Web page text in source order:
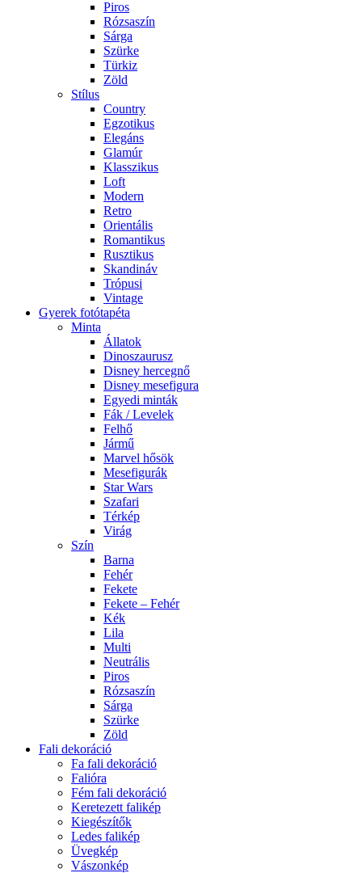
Piros
Rózsaszín
Sárga
Szürke
Türkiz
Zöld
Stílus
Country
Egzotikus
Elegáns
Glamúr
Klasszikus
Loft
Modern
Retro
Orientális
Romantikus
Rusztikus
Skandináv
Trópusi
Vintage
Gyerek fotótapéta
Minta
Állatok
Dinoszaurusz
Disney hercegnő
Disney mesefigura
Egyedi minták
Fák / Levelek
Felhő
Jármű
Marvel hősök
Mesefigurák
Star Wars
Szafari
Térkép
Virág
Szín
Barna
Fehér
Fekete
Fekete – Fehér
Kék
Lila
Multi
Neutrális
Piros
Rózsaszín
Sárga
Szürke
Zöld
Fali dekoráció
Fa fali dekoráció
Falióra
Fém fali dekoráció
Keretezett falikép
Kiegészítők
Ledes falikép
Üvegkép
Vászonkép